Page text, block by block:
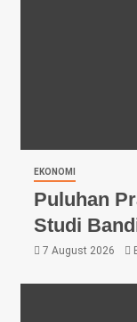
EKONOMI
Puluhan
Studi
7 August 2026